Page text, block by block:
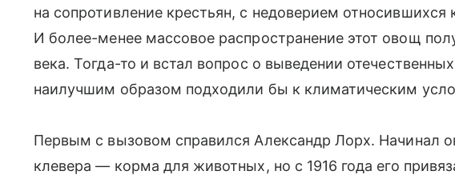
на сопротивление крестьян, с недоверием относившихся
И более-менее массовое распространение этот овощ
века. Тогда-то и встал вопрос о выведении
наилучшим образом подходили бы к климатическим
Первым с вызовом справился Александр Лорх. Начинал
клевера — корма для животных, но с 1916 года его